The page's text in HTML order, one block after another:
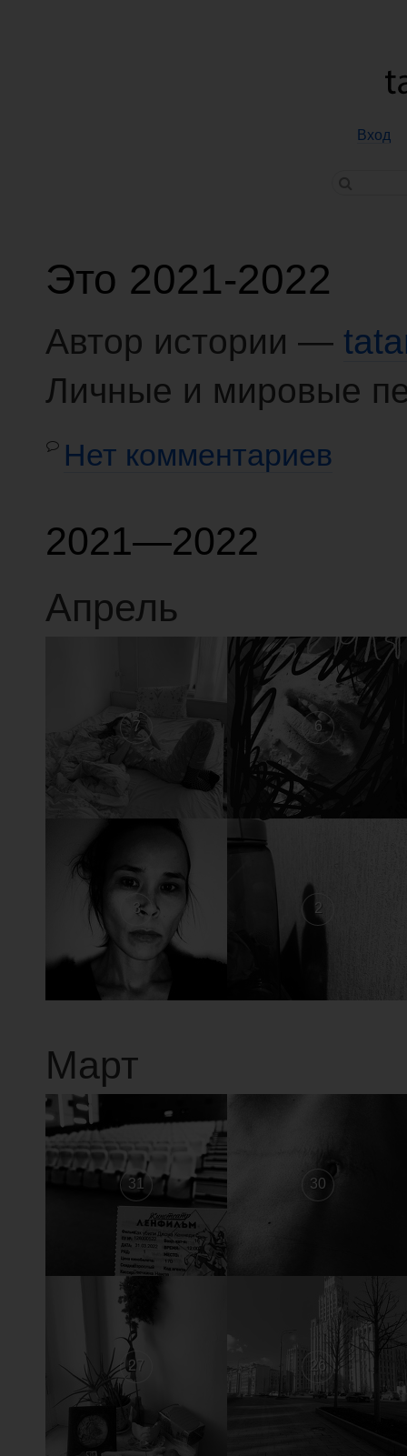
Вход
Это 2021-2022
Автор истории —
Личные и мировые
Нет комментариев
2021—2022
Апрель
7 6
3 2
Март
31 30
27 26